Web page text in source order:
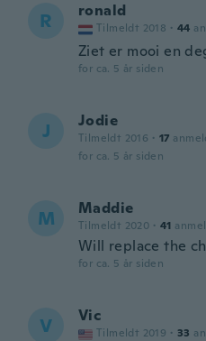
R ronald
Tilmeldt 2018 · 44
Ziet er mooi en
for ca. 5 år siden
J Jodie
Tilmeldt 2016 · 17
for ca. 5 år siden
M Maddie
Tilmeldt 2020 · 41
Will replace the
for ca. 5 år siden
V Vic
Tilmeldt 2019 · 33